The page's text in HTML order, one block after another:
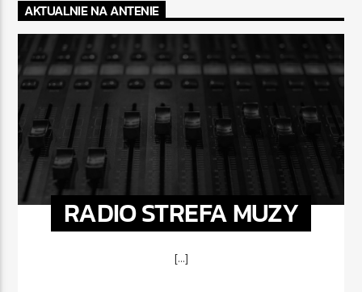
AKTUALNIE NA ANTENIE
RADIO STREFA MUZY
[...]